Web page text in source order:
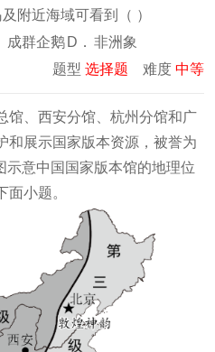
附近海域可看到（ ）
成群企鹅 D． 非洲象
题型 选择题 难度 中等
馆、西安分馆、杭州分馆和广
和展示国家版本资源，被誉为
示意中国国家版本馆的地理位
小题。